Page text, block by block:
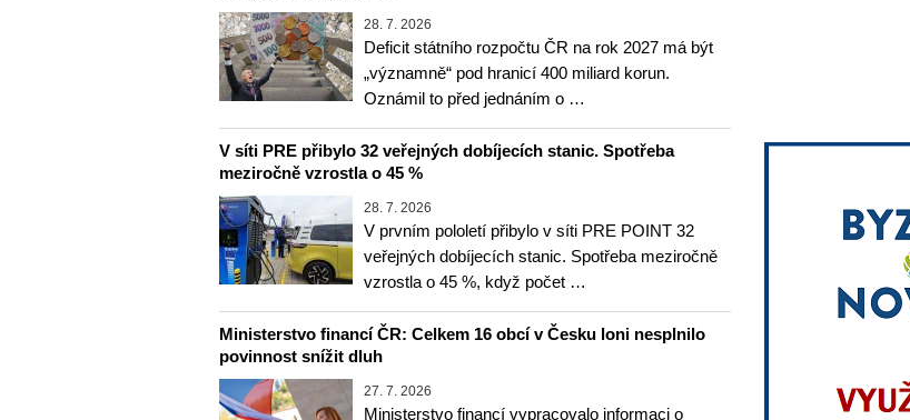
28. 7. 2026
Deficit státního rozpočtu ČR na rok 2027 má být
„významně“ pod hranicí 400 miliard korun.
Oznámil to před jednáním o …
V síti PRE přibylo 32 veřejných dobíjecích stanic. Spotřeba
meziročně vzrostla o 45 %
28. 7. 2026
V prvním pololetí přibylo v síti PRE POINT 32
veřejných dobíjecích stanic. Spotřeba meziročně
vzrostla o 45 %, když počet …
Ministerstvo financí ČR: Celkem 16 obcí v Česku loni nesplnilo
povinnost snížit dluh
27. 7. 2026
Ministerstvo financí vypracovalo informaci o